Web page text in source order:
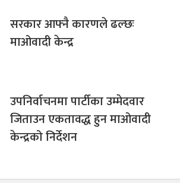
सरकार आफ्नै कारणले ढल्छः
माओवादी केन्द्र
उपनिर्वाचनमा पार्टीका उम्मेदवार
जिताउन एकतावद्ध हुन माओवादी
केन्द्रको निर्देशन